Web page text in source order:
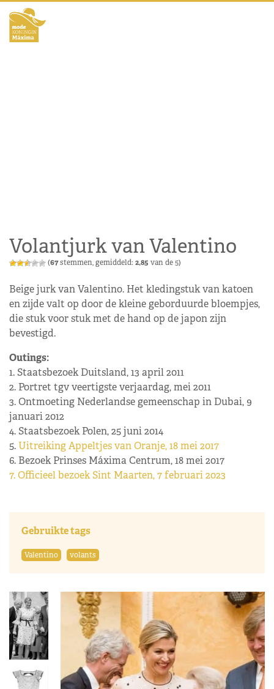
Volantjurk van Valentino
(67stemmen, gemiddeld: 2,85 van de 5)
Beige jurk van Valentino. Het kledingstuk van katoen
en zijde valt op door de kleine geborduurde bloempjes,
die stuk voor stuk met de hand op de japon zijn
bevestigd.
Outings:
1. Staatsbezoek Duitsland, 13 april 2011
2. Portret tgv veertigste verjaardag, mei 2011
3. Ontmoeting Nederlandse gemeenschap in Dubai, 9
januari 2012
4. Staatsbezoek Polen, 25 juni 2014
5.Uitreiking Appeltjes van Oranje, 18 mei 2017
6. Bezoek Prinses Máxima Centrum, 18 mei 2017
7. Officieel bezoek Sint Maarten, 7 februari 2023
Gebruikte tags
Valentino volants